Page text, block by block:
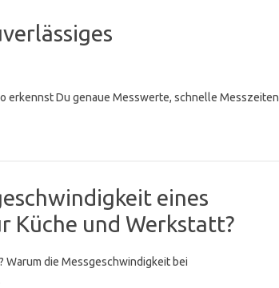
erkennst Du genaue Messwerte, schnelle Messzeiten
eines
und Werkstatt?
die Messgeschwindigkeit bei